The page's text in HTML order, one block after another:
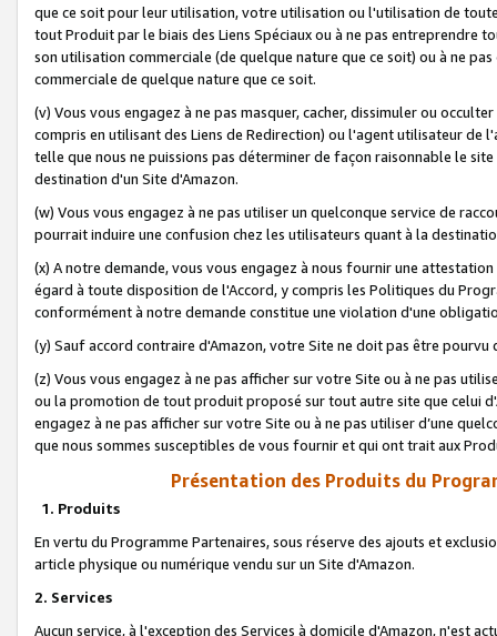
que ce soit pour leur utilisation, votre utilisation ou l'utilisation de
tout Produit par le biais des Liens Spéciaux ou à ne pas entreprendre
son utilisation commerciale (de quelque nature que ce soit) ou à ne
commerciale de quelque nature que ce soit.
(v) Vous vous engagez à ne pas masquer, cacher, dissimuler ou
compris en utilisant des Liens de Redirection) ou l'agent utilisateur
telle que nous ne puissions pas déterminer de façon raisonnable le
destination d'un Site d'Amazon.
(w) Vous vous engagez à ne pas utiliser un quelconque service de
pourrait induire une confusion chez les utilisateurs quant à la
(x) A notre demande, vous vous engagez à nous fournir une
égard à toute disposition de l'Accord, y compris les Politiques du
conformément à notre demande constitue une violation d'une
(y) Sauf accord contraire d'Amazon, votre Site ne doit pas être
(z) Vous vous engagez à ne pas afficher sur votre Site ou à ne pas
ou la promotion de tout produit proposé sur tout autre site que celui
engagez à ne pas afficher sur votre Site ou à ne pas utiliser d’une
que nous sommes susceptibles de vous fournir et qui ont trait aux
Présentation des Produits du
1. Produits
En vertu du Programme Partenaires, sous réserve des ajouts et
article physique ou numérique vendu sur un Site d'Amazon.
2. Services
Aucun service, à l'exception des Services à domicile d'Amazon, n'est